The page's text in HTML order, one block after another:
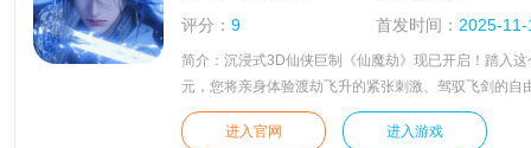
评分： 9 首发时间： 2025-
简介：沉浸式3D仙侠巨制《仙魔劫》现已开启！踏入
元，您将亲身体验渡劫飞升的紧张刺激、驾驭飞剑的自
无穷力量以及与仙灵并肩作战的深厚友情。更有海量
切精彩，尽在《仙魔劫》，即刻启程，开启您的修仙之
进入官网 进入游戏